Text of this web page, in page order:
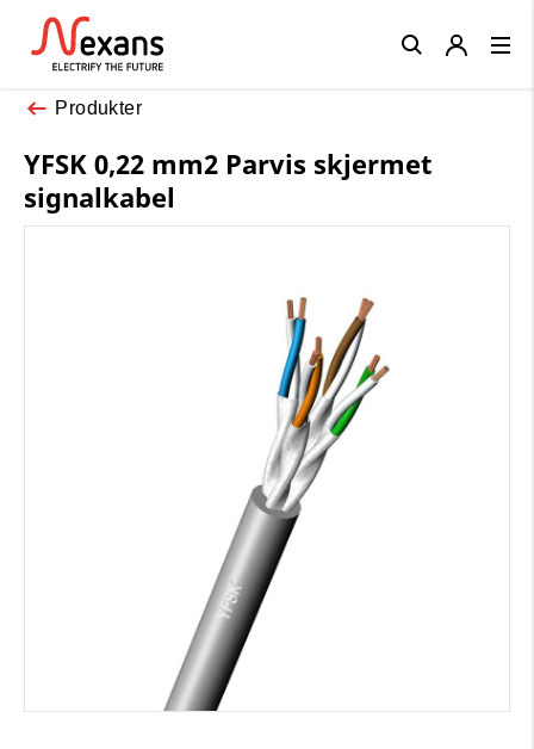
Produkter
YFSK 0,22 mm2 Parvis skjermet
signalkabel
Close